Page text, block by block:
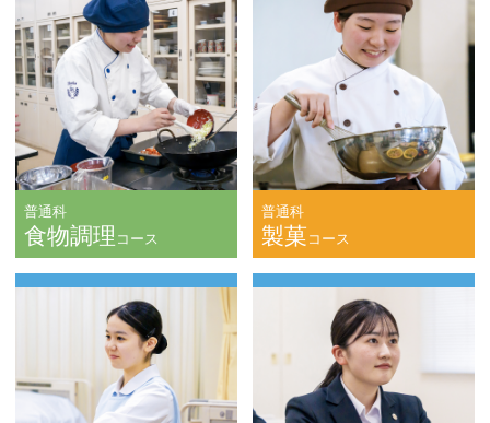
普通科
食物調理 コース
普通科
製菓コース